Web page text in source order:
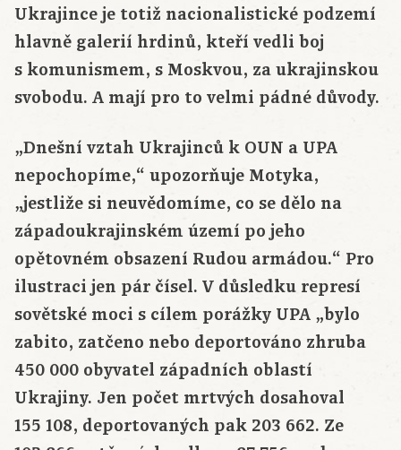
Ukrajince je totiž nacionalistické podzemí
hlavně galerií hrdinů, kteří vedli boj
s komunismem, s Moskvou, za ukrajinskou
svobodu. A mají pro to velmi pádné důvody.
„Dnešní vztah Ukrajinců k OUN a UPA
nepochopíme,“ upozorňuje Motyka,
„jestliže si neuvědomíme, co se dělo na
západoukrajinském území po jeho
opětovném obsazení Rudou armádou.“ Pro
ilustraci jen pár čísel. V důsledku represí
sovětské moci s cílem porážky UPA „bylo
zabito, zatčeno nebo deportováno zhruba
450 000 obyvatel západních oblastí
Ukrajiny. Jen počet mrtvých dosahoval
155 108, deportovaných pak 203 662. Ze